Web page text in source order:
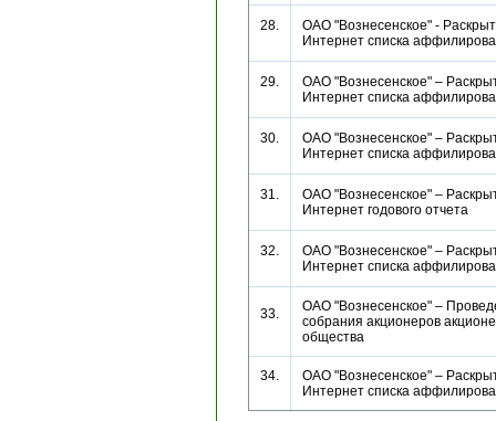
28.
ОАО "Вознесенское" -
Интернет списка
29.
ОАО "Вознесенское" –
Интернет списка
30.
ОАО "Вознесенское" –
Интернет списка
31.
ОАО "Вознесенское" –
Интернет годового отчета
32.
ОАО "Вознесенское" –
Интернет списка
33.
ОАО "Вознесенское" –
собрания акционеров
общества
34.
ОАО "Вознесенское" –
Интернет списка